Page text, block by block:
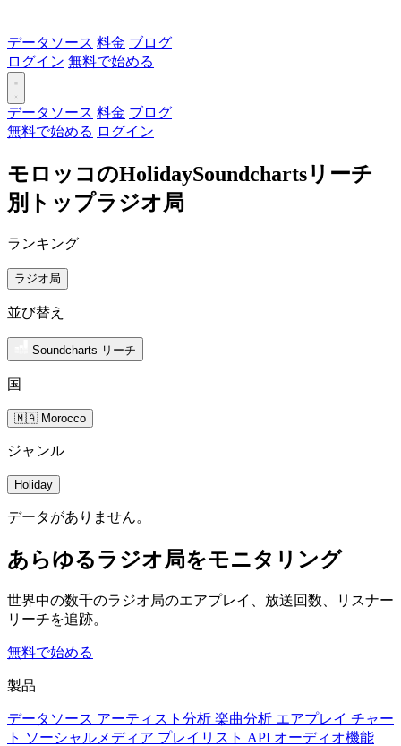
データソース 料金 ブログ
ログイン 無料で始める
データソース 料金 ブログ
無料で始める ログイン
モロッコのHolidaySoundchartsリーチ
別トップラジオ局
ランキング
ラジオ局
並び替え
Soundcharts リーチ
国
🇲🇦 Morocco
ジャンル
Holiday
データがありません。
あらゆるラジオ局をモニタリング
世界中の数千のラジオ局のエアプレイ、放送回数、リスナー
リーチを追跡。
無料で始める
製品
データソース アーティスト分析 楽曲分析 エアプレイ チャー
ト ソーシャルメディア プレイリスト API オーディオ機能